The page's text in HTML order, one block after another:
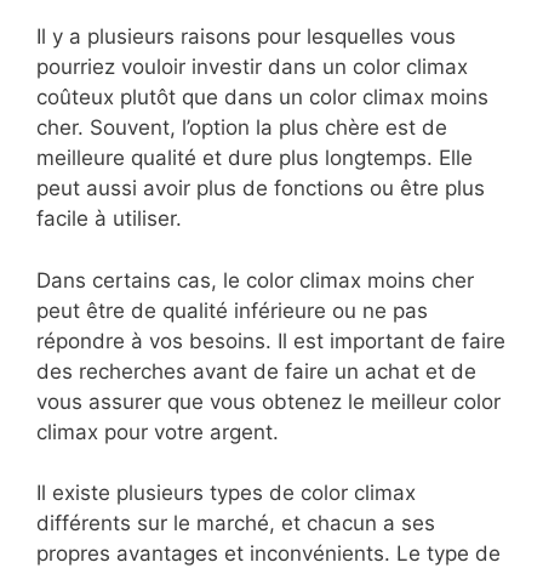
Il y a plusieurs raisons pour lesquelles vous
pourriez vouloir investir dans un color climax
coûteux plutôt que dans un color climax moins
cher. Souvent, l’option la plus chère est de
meilleure qualité et dure plus longtemps. Elle
peut aussi avoir plus de fonctions ou être plus
facile à utiliser.
Dans certains cas, le color climax moins cher
peut être de qualité inférieure ou ne pas
répondre à vos besoins. Il est important de faire
des recherches avant de faire un achat et de
vous assurer que vous obtenez le meilleur color
climax pour votre argent.
Il existe plusieurs types de color climax
différents sur le marché, et chacun a ses
propres avantages et inconvénients. Le type de